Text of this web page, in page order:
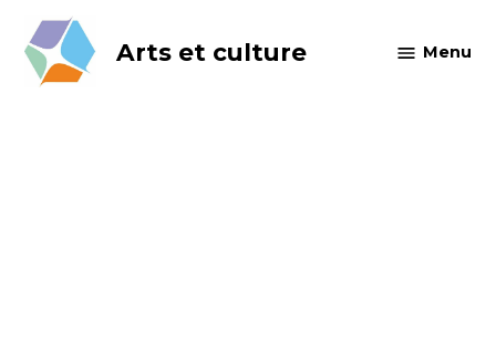
content
Arts et culture Menu